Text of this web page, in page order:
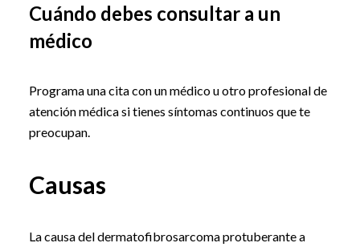
Cuándo debes consultar a un
médico
Programa una cita con un médico u otro profesional de
atención médica si tienes síntomas continuos que te
preocupan.
Causas
La causa del dermatofibrosarcoma protuberante a